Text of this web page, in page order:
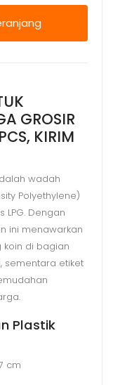
GROSIR
KIRIM
wadah
Polyethylene)
Dengan
ini menawarkan
koin di bagian
sementara etiket
Plastik
cm